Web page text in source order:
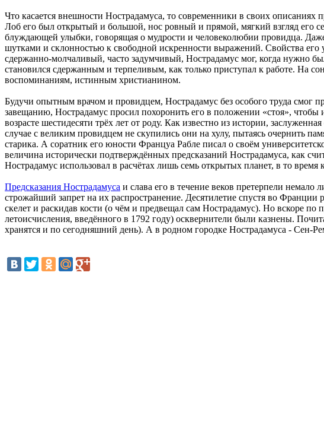
Что касается внешности Нострадамуса, то современники в своих
Лоб его был открытый и большой, нос ровный и прямой, мягкий взгляд его
блуждающей улыбки, говорящая о мудрости и человеколюбии провидца.
шутками и склонностью к свободной искренности выражений. Свойства
сдержанно-молчаливый, часто задумчивый, Нострадамус мог, когда нужно
становился сдержанным и терпеливым, как только приступал к работе. На
воспоминаниям, истинным христианином.
Будучи опытным врачом и провидцем, Нострадамус без особого труда смог
завещанию, Нострадамус просил похоронить его в положении «стоя»,
возрасте шестидесяти трёх лет от роду. Как известно из истории,
случае с великим провидцем не скупились они на хулу, пытаясь очернить
старика. А соратник его юности Француа Рабле писал о своём
величина исторически подтверждённых предсказаний Нострадамуса, как
Нострадамус использовал в расчётах лишь семь открытых планет, в то
Предсказания Нострадамуса и слава его в течение веков претерпели
строжайший запрет на их распространение. Десятилетие спустя во
скелет и раскидав кости (о чём и предвещал сам Нострадамус). Но вскоре
летоисчисления, введённого в 1792 году) осквернители были казнены.
хранятся и по сегодняшний день). А в родном городке Нострадамуса -